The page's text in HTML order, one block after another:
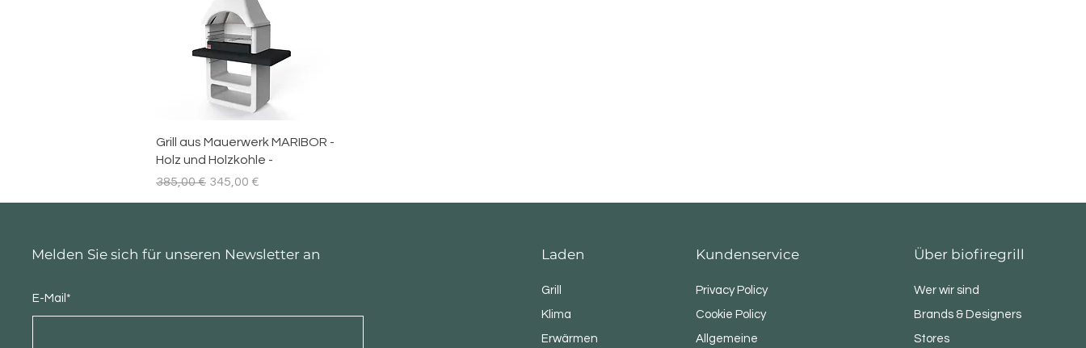
Schnellansicht
Grill aus Mauerwerk MARIBOR -
Holz und Holzkohle -
Standardpreis
385,00 € Sale-Preis
345,00 €
Melden Sie sich für unseren Newsletter an
E-Mail*
Laden
Grill
Klima
Erwärmen
Kundenservice
Privacy Policy
Cookie Policy
Allgemeine
Über biofiregrill
Wer wir sind
Brands & Designers
Stores